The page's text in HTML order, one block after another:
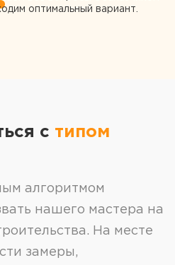
оптимальный вариант.
с типом
алгоритмом
нашего мастера на
На месте
замеры,